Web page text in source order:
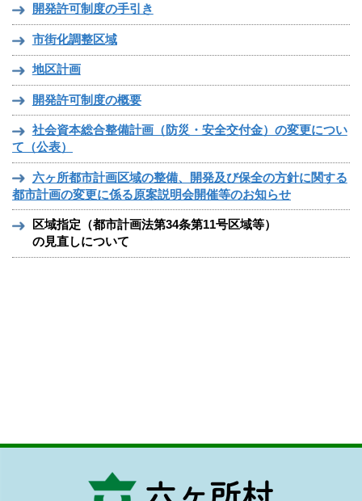
開発許可制度の手引き
市街化調整区域
地区計画
開発許可制度の概要
社会資本総合整備計画（防災・安全交付金）の変更につい
て（公表）
六ヶ所都市計画区域の整備、開発及び保全の方針に関する
都市計画の変更に係る原案説明会開催等のお知らせ
区域指定（都市計画法第34条第11号区域等）
の見直しについて